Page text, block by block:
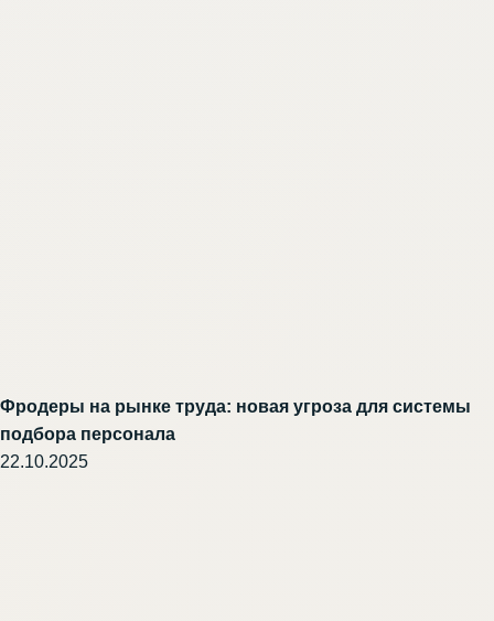
Фродеры на рынке труда: новая угроза для системы
подбора персонала
22.10.2025